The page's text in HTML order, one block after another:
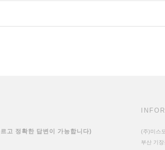
고 정확한 답변이 가능합니다)
(주)미스
부산 기